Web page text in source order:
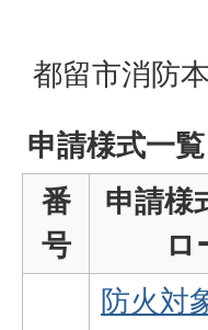
都留市消防
申請様式一覧
番
号
申請様
ロ
防火対